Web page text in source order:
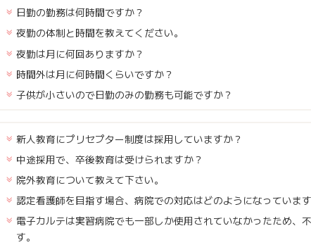
日勤の勤務は何時間ですか？
夜勤の体制と時間を教えてください。
夜勤は月に何回ありますか？
時間外は月に何時間くらいですか？
子供が小さいので日勤のみの勤務も可能ですか？
新人教育にプリセプター制度は採用していますか？
中途採用で、卒後教育は受けられますか？
院外教育について教えて下さい。
認定看護師を目指す場合、病院での対応はどのようになっていま
電子カルテは実習病院でも一部しか使用されていなかったため、
す。